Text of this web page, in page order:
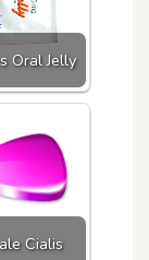
Oral Jelly
Cialis